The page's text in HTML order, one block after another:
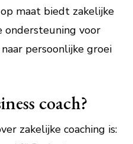
maat biedt zakelijke
ondersteuning voor
persoonlijke groei
coach?
zakelijke coaching is: